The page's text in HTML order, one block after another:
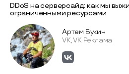
DDoS на серверсайд: как мы
ограниченными ресурсами
Артем Букин
VK, VK Реклама